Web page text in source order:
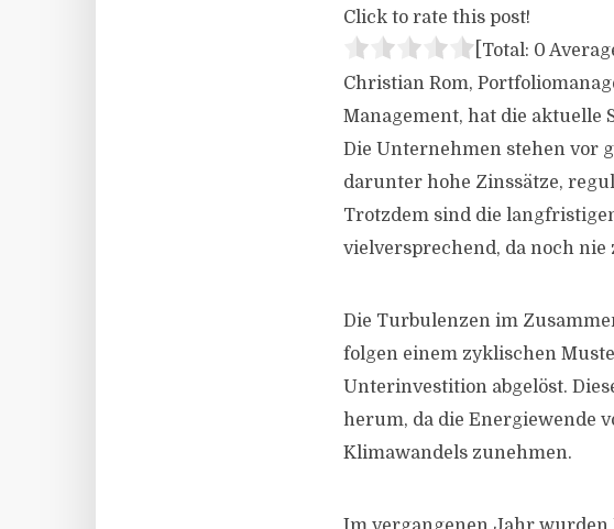
Click to rate this post!
[Total: 0
Christian Rom,
Management, hat die aktuelle
Die Unternehmen stehen vor
darunter hohe Zinssätze,
Trotzdem sind die
vielversprechend, da noch
Die Turbulenzen im
folgen einem zyklischen
Unterinvestition abgelöst.
herum, da die Energiewende
Klimawandels zunehmen.